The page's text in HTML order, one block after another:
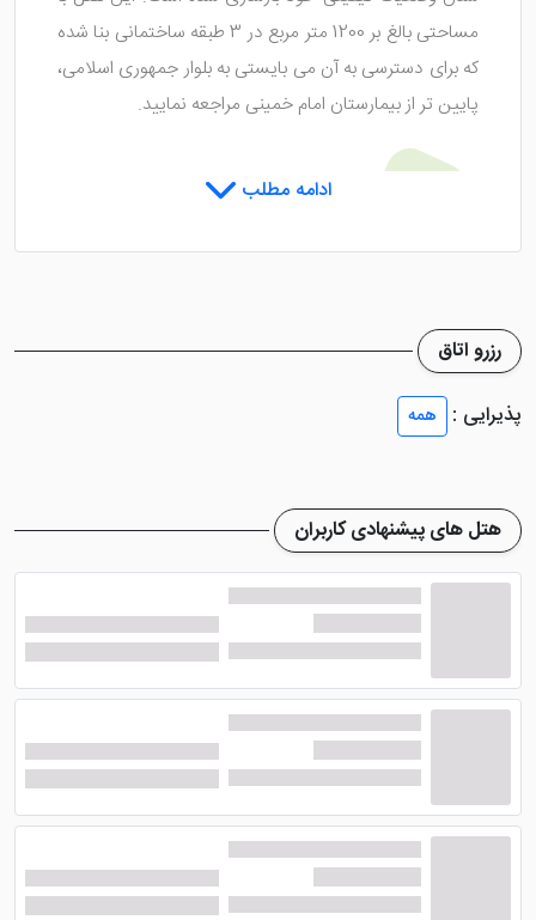
مساحتی بالغ بر 1200 متر مربع در 3 طبقه ساختمانی بنا شده
که برای دسترسی به آن می بایستی به بلوار جمهوری اسلامی،
پایین تر از بیمارستان امام خمینی مراجعه نمایید.
اتاق های هتل سینا کرمانشاه از نظر
سرویس دهی به مهمانان گرامی می باشند. اگرچه این هتل
یک هتل دو ستاره است، اما فضای زیبای اتاق ها و همچنین
امکانات آن ها، شما را بیش از انتظارات خود خوشنود می
راحتی، حمام، سرویس بهداشتی، تلویزیون و ... اشاره نمود.
رستوران هتل سینا کرمانشاه با
منویی با کیفیت
اگر نگران صرف غذا در طول اقامت در هتل دو ستاره سینا
کرمانشاه هستید، این نگرانی ها را دور کنید چرا که در این
هتل یک رستوران با ظرفیت 120 نفر ایجاد شده که از نظر
کیفیت غذایی، تمام تلاش خود را در راستای جلب رضایت
گردشگران می کند. البته شما می توانید در قسمت نظرات
ادامه مطلب
رزرو اتاق
پذیرایی :
همه
هتل های پیشنهادی کاربران